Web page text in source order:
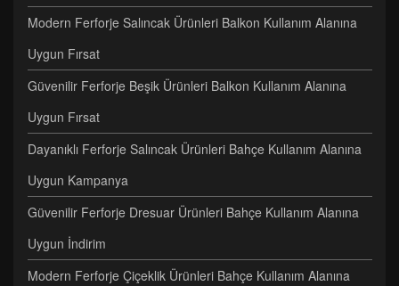
Modern Ferforje Salıncak Ürünleri Balkon Kullanım Alanına
Uygun Fırsat
Güvenilir Ferforje Beşik Ürünleri Balkon Kullanım Alanına
Uygun Fırsat
Dayanıklı Ferforje Salıncak Ürünleri Bahçe Kullanım Alanına
Uygun Kampanya
Güvenilir Ferforje Dresuar Ürünleri Bahçe Kullanım Alanına
Uygun İndirim
Modern Ferforje Çiçeklik Ürünleri Bahçe Kullanım Alanına